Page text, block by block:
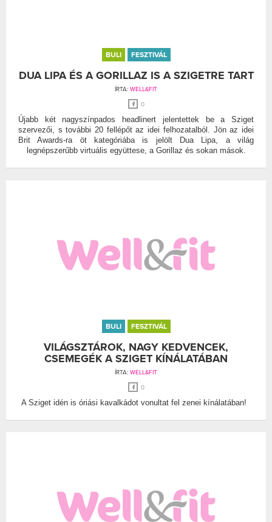
BULI FESZTIVÁL
DUA LIPA ÉS A GORILLAZ IS A SZIGETRE TART
ÍRTA: WELL&FIT
0
Újabb két nagyszínpados headlinert jelentettek be a Sziget
szervezői, s további 20 fellépőt az idei felhozatalból. Jön az idei
Brit Awards-ra öt kategóriába is jelölt Dua Lipa, a világ
legnépszerűbb virtuális együttese, a Gorillaz és sokan mások.
BULI FESZTIVÁL
VILÁGSZTÁROK, NAGY KEDVENCEK,
CSEMEGÉK A SZIGET KÍNÁLATÁBAN
ÍRTA: WELL&FIT
0
A Sziget idén is óriási kavalkádot vonultat fel zenei kínálatában!